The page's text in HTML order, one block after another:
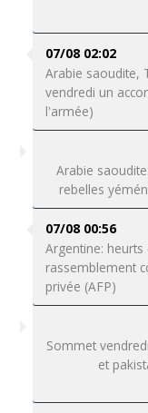
07/08 02:02
Arabie saoudite,
vendredi un
l'armée)
Arabie
rebelles
07/08 00:56
Argentine:
rassemblement
privée (AFP)
Sommet
et